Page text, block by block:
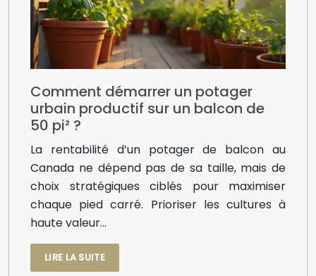
Comment démarrer un potager
urbain productif sur un balcon de
50 pi² ?
La rentabilité d’un potager de balcon au
Canada ne dépend pas de sa taille, mais de
choix stratégiques ciblés pour maximiser
chaque pied carré. Prioriser les cultures à
haute valeur…
LIRE LA SUITE